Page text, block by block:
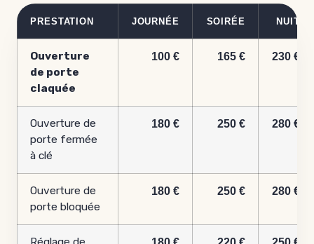
PRESTATION JOURNÉE SOIRÉE NUIT
Ouverture
de porte
claquée
100 € 165 € 230 €
Ouverture de
porte fermée
à clé
180 € 250 € 280 €
Ouverture de
porte bloquée
180 € 250 € 280 €